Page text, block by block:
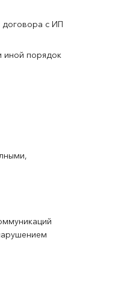
договора с ИП
иной порядок